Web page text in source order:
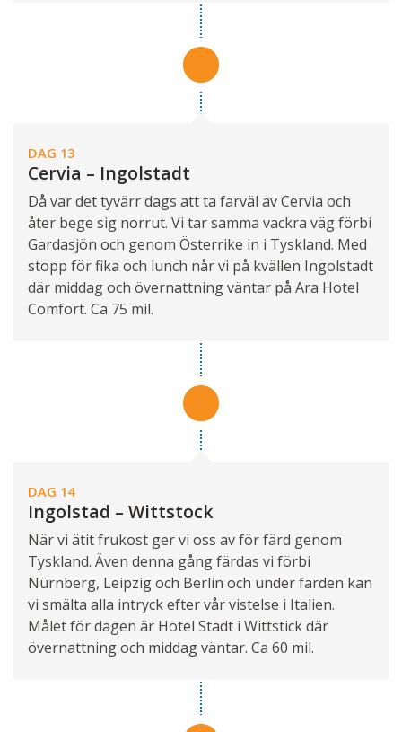
DAG 13
Cervia – Ingolstadt
Då var det tyvärr dags att ta farväl av Cervia och
åter bege sig norrut. Vi tar samma vackra väg förbi
Gardasjön och genom Österrike in i Tyskland. Med
stopp för fika och lunch når vi på kvällen Ingolstadt
där middag och övernattning väntar på Ara Hotel
Comfort. Ca 75 mil.
DAG 14
Ingolstad – Wittstock
När vi ätit frukost ger vi oss av för färd genom
Tyskland. Även denna gång färdas vi förbi
Nürnberg, Leipzig och Berlin och under färden kan
vi smälta alla intryck efter vår vistelse i Italien.
Målet för dagen är Hotel Stadt i Wittstick där
övernattning och middag väntar. Ca 60 mil.